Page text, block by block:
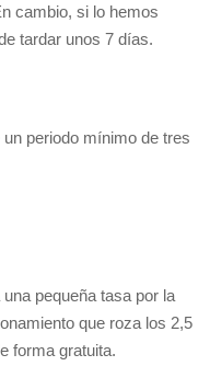
cambio, si lo hemos
tardar unos 7 días.
periodo mínimo de tres
pequeña tasa por la
que roza los 2,5
forma gratuita.